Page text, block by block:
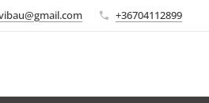
+36704112899